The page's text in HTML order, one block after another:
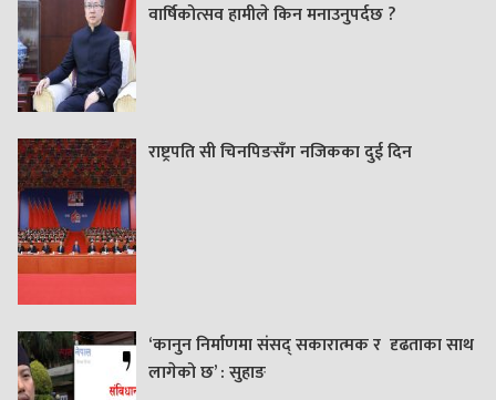
वार्षिकोत्सव हामीले किन मनाउनुपर्दछ ?
राष्ट्रपति सी चिनपिङसँग नजिकका दुई दिन
‘कानुन निर्माणमा संसद् सकारात्मक र दृढताका साथ
लागेको छ’ : सुहाङ